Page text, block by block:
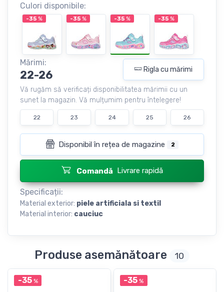
Culori disponibile:
-35 % -35 % -35 % -35 %
Mărimi:
22-26 Rigla cu mărimi
Vă rugăm să verificați disponibilitatea mărimii cu un
sunet la magazin. Vă mulțumim pentru întelegere!
22 23 24 25 26
Disponibil în rețea de magazine 2
Comandă Livrare rapidă
Specificații:
Material exterior: piele artificiala si textil
Material interior: cauciuc
Produse asemănătoare 10
-35% -35 %